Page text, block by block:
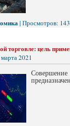
| Просмотров:
торговле: цель
2021
Совершение